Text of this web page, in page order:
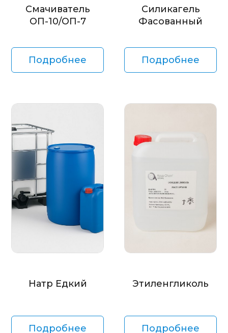
Смачиватель
ОП-10/ОП-7
Подробнее
Силикагель
Фасованный
Подробнее
Натр Едкий
Подробнее
Этиленгликоль
Подробнее